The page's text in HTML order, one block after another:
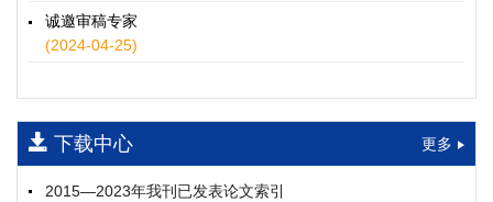
9931.2026.03.010
摘要 (41 ) HTML
师瑞峰, 程龙飞, 张凌志, 王亚彬, 刘状壮
2026, 12(3): 137-150.https://doi.org/10.16503/j.cnki.2095-
9931.2026.03.011
摘要 (21) HTML(19)
诚邀审稿专家
(2024-04-25)
下载中心 更多
2015—2023年我刊已发表论文索引